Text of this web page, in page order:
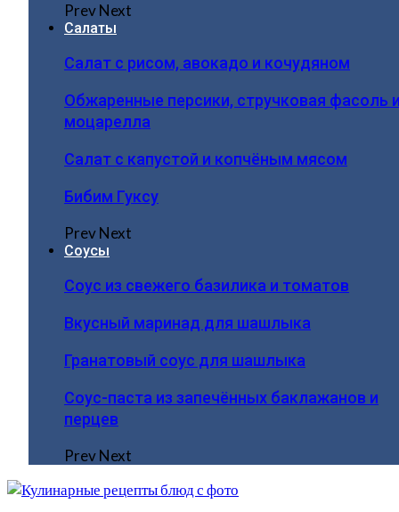
PrevNext
Салаты
Салат с рисом, авокадо и кочудяном
Обжаренные персики, стручковая фасоль
моцарелла
Салат с капустой и копчёным мясом
Бибим Гуксу
PrevNext
Соусы
Соус из свежего базилика и томатов
Вкусный маринад для шашлыка
Гранатовый соус для шашлыка
Соус-паста из запечённых баклажанов и
перцев
PrevNext